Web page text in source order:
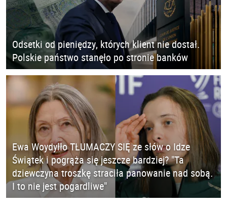
Odsetki od pieniędzy, których klient nie dostał.
Polskie państwo stanęło po stronie banków
Ewa Woydyłło TŁUMACZY SIĘ ze słów o Idze
Świątek i pogrąża się jeszcze bardziej? "Ta
dziewczyna troszkę straciła panowanie nad sobą.
I to nie jest pogardliwe"